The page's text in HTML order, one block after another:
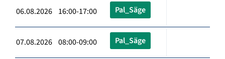
06.08.2026 16:00-17:00 Pal_Säge
07.08.2026 08:00-09:00 Pal_Säge